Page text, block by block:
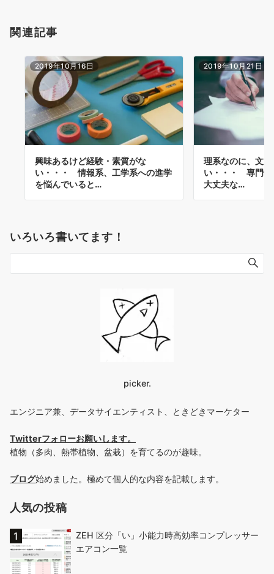
関連記事
2019年10月16日
興味あるけど経験・素質がな
い・・・ 情報系、工学系への進学
を悩んでいると…
2019年10月21日
理系なのに、文
い・・・ 専門性
大丈夫な…
いろいろ書いてます！
picker.
エンジニア兼、データサイエンティスト、ときどきマーケター
Twitterフォローお願いします。
植物（多肉、熱帯植物、盆栽）を育てるのが趣味。
ブログ始めました。極めて個人的な内容を記載します。
人気の投稿
ZEH 区分「い」小能力時高効率コンプレッサー
エアコン一覧